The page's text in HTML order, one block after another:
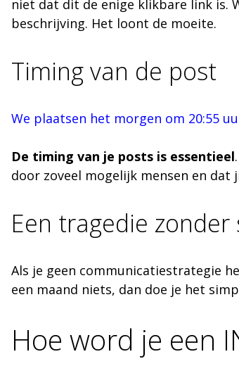
niet dat dit de enige klikbare link is.
beschrijving. Het loont de moeite.
Timing van de post
We plaatsen het morgen om 20:55
De timing van je posts is essentieel
door zoveel mogelijk mensen en dat
Een tragedie
Als je geen communicatiestrategie
een maand niets, dan doe je het
Hoe word je een